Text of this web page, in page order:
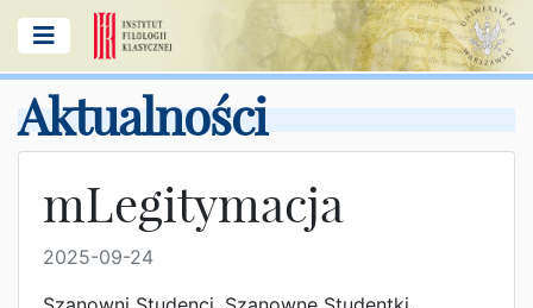
Aktualności
mLegitymacja
2025-09-24